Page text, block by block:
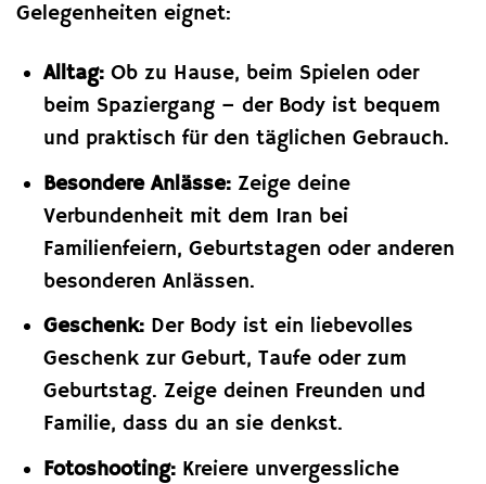
Gelegenheiten eignet:
Alltag:Ob zu Hause, beim Spielen oder
beim Spaziergang – der Body ist bequem
und praktisch für den täglichen Gebrauch.
Besondere Anlässe:Zeige deine
Verbundenheit mit dem Iran bei
Familienfeiern, Geburtstagen oder anderen
besonderen Anlässen.
Geschenk:Der Body ist ein liebevolles
Geschenk zur Geburt, Taufe oder zum
Geburtstag. Zeige deinen Freunden und
Familie, dass du an sie denkst.
Fotoshooting:Kreiere unvergessliche